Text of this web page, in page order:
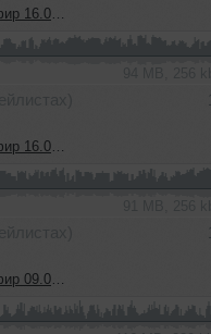
( Час 2)
( Час 1)
( Час 2)